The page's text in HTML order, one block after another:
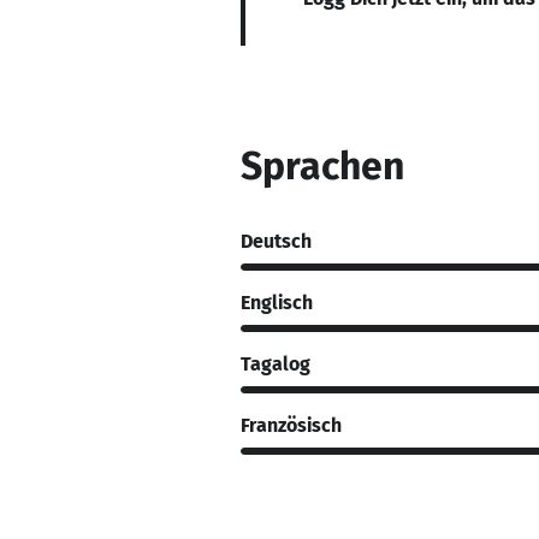
Sprachen
Deutsch
Englisch
Tagalog
Französisch